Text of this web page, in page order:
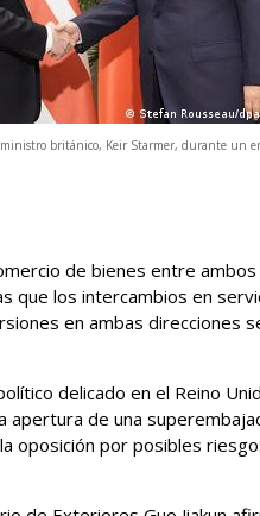
británico, Keir Starmer, durante un
de bienes entre ambos
que los intercambios en
en ambas direcciones
delicado en el Reino
de una
oposición por posibles